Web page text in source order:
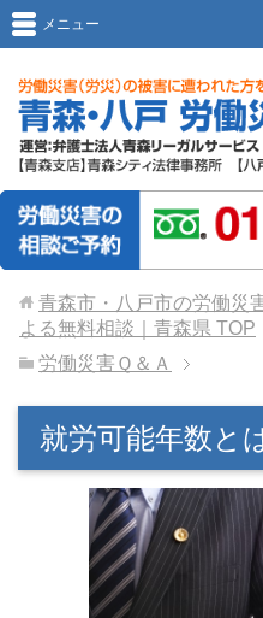
メニュー
青森市・八戸市の労働災
よる無料相談｜青森県 TOP
労働災害Ｑ＆Ａ
就労可能年数と